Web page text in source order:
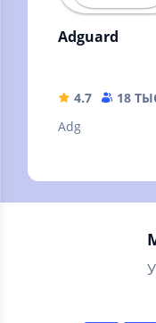
Adguard
4.7 18
Adg